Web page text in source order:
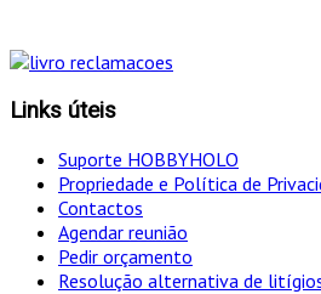
Links úteis
Suporte HOBBYHOLO
Propriedade e Política de
Contactos
Agendar reunião
Pedir orçamento
Resolução alternativa de